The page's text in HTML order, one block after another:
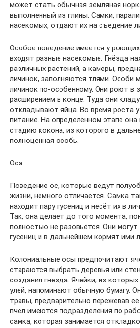
может стать обычная земляная
выполненный из глины. Самки,
насекомых, отдают их на съедение
Особое поведение имеется у
входят разные насекомые. Гнёзда
различных растений, а камеры,
личинок, заполняются тлями. Особи
личинок по-особенному. Они роют в
расширением в конце. Туда они
откладывают яйца. Во время роста у
питание. На определённом этапе она
стадию кокона, из которого в
полноценная особь.
Оса
Поведение ос, которые ведут
жизни, немного отличается. Самка
находит пару гусениц и несёт их в
Так, она делает до того момента,
полностью не разовьётся. Они
гусениц и в дальнейшем кормят ими
Колониальные осы предпочитают
стараются выбрать деревья или
создания гнезда. Ячейки, из
улей, напоминают обычную бумагу.
травы, предварительно пережевав
пчёл имеются подразделения по
самка, которая занимается